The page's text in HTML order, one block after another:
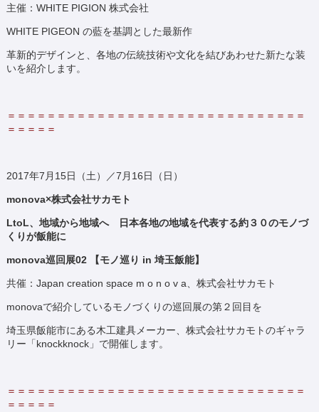
主催：WHITE PIGION 株式会社
WHITE PIGEON の藍を基調とした最新作
革新的デザインと、各地の伝統技術や文化を結びあわせた新たな装
いを紹介します。
＝＝＝＝＝＝＝＝＝＝＝＝＝＝＝＝＝＝＝＝＝＝＝＝＝＝＝＝＝＝
＝＝＝＝＝
2017年7月15日（土）／7月16日（日）
monova×株式会社サカモト
LtoL、地域から地域へ 日本各地の地域を代表する約３０のモノづ
くりが飯能に
monova巡回展02 【モノ巡り in 埼玉飯能】
共催：Japan creation space m o n o v a、株式会社サカモト
monovaで紹介しているモノづくりの巡回展の第２回目を
埼玉県飯能市にある木工建具メーカー、株式会社サカモトのギャラ
リー「knockknock」で開催します。
＝＝＝＝＝＝＝＝＝＝＝＝＝＝＝＝＝＝＝＝＝＝＝＝＝＝＝＝＝＝
＝＝＝＝＝